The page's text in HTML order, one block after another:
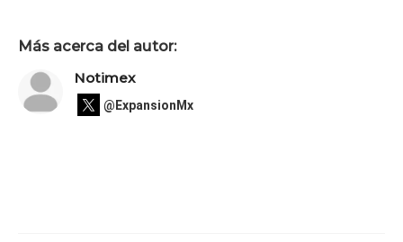
Más acerca del autor:
Notimex
@ExpansionMx